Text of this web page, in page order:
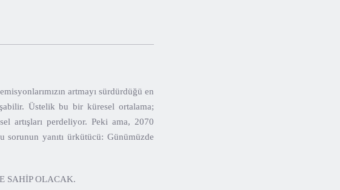
artmayı sürdürdüğü en
Üstelik bu bir küresel ortalama;
artışları perdeliyor. Peki ama, 2070
sorunun yanıtı ürkütücü: Günümüzde
SAHİP OLACAK.